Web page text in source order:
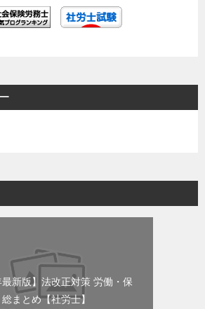
最新版】法改正対策 労働・保
まとめ【社労士】